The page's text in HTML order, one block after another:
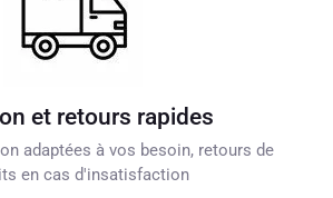
et retours rapides
adaptées à vos besoin, retours de
en cas d'insatisfaction